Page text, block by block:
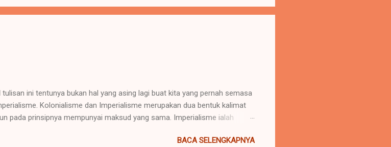
ini tentunya bukan hal yang asing lagi buat kita yang pernah semasa
Kolonialisme dan Imperialisme merupakan dua bentuk kalimat
pada prinsipnya mempunyai maksud yang sama. Imperialisme ialah
imperialisme terjadi saat negara-negara itu menaklukkan atau
BACA SELENGKAPNYA